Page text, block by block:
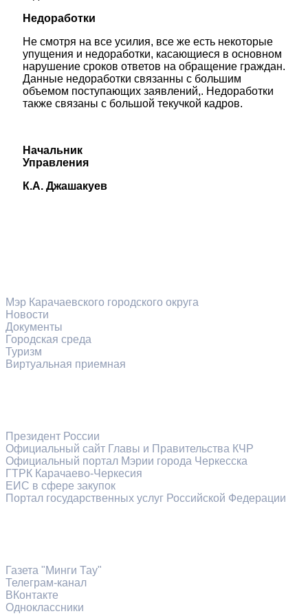
Недоработки
Не смотря на все усилия, все же есть некоторые
упущения и недоработки, касающиеся в основном
нарушение сроков ответов на обращение граждан.
Данные недоработки связанны с большим
объемом поступающих заявлений,. Недоработки
также связаны с большой текучкой кадров.
Начальник
Управления
К.А. Джашакуев
Мэр Карачаевского городского округа
Новости
Документы
Городская среда
Туризм
Виртуальная приемная
Президент России
Официальный сайт Главы и Правительства КЧР
Официальный портал Мэрии города Черкесска
ГТРК Карачаево-Черкесия
ЕИС в сфере закупок
Портал государственных услуг Российской Федерации
Газета "Минги Тау"
Телеграм-канал
ВКонтакте
Одноклассники